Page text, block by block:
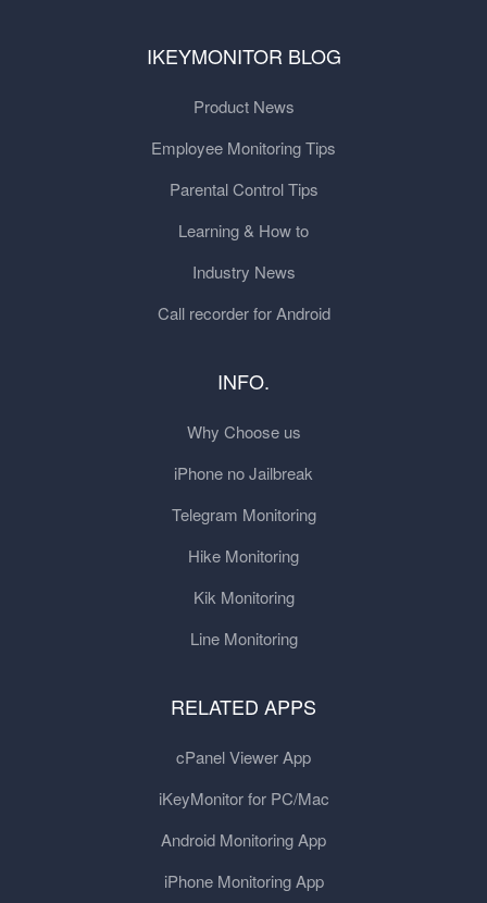
IKEYMONITOR BLOG
Product News
Employee Monitoring Tips
Parental Control Tips
Learning & How to
Industry News
Call recorder for Android
INFO.
Why Choose us
iPhone no Jailbreak
Telegram Monitoring
Hike Monitoring
Kik Monitoring
Line Monitoring
RELATED APPS
cPanel Viewer App
iKeyMonitor for PC/Mac
Android Monitoring App
iPhone Monitoring App